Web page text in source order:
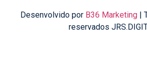
Desenvolvido por B36 Marketing|
reservados